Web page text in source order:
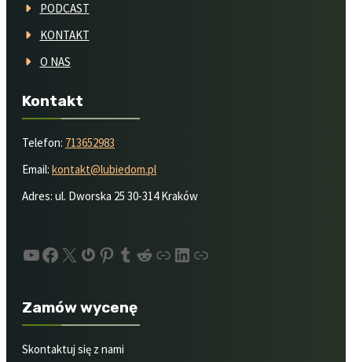
PODCAST
KONTAKT
O NAS
Kontakt
Telefon: 713652983
Email: kontakt@lubiedom.pl
Adres: ul. Dworska 25 30-314 Kraków
YouTube
Facebook
X Gravatar
Pinterest
Tumblr
Reddit
About.me
LinkedIn
Quora
Zamów wycenę
Skontaktuj się z nami